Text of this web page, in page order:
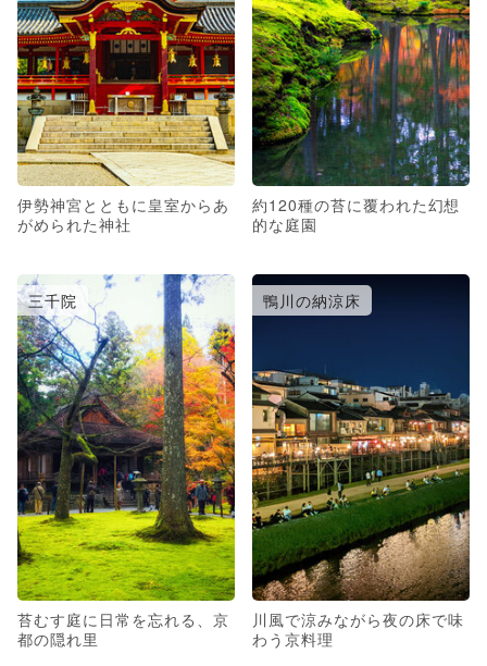
伊勢神宮とともに皇室からあ
がめられた神社
約120種の苔に覆われた幻想
的な庭園
三千院
苔むす庭に日常を忘れる、京
都の隠れ里
鴨川の納涼床
川風で涼みながら夜の床で味
わう京料理